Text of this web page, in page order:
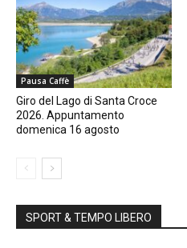
Pausa Caffè
Giro del Lago di Santa Croce
2026. Appuntamento
domenica 16 agosto
SPORT & TEMPO LIBERO